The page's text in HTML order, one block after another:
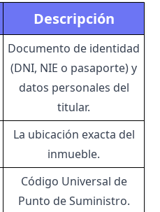
Descripción
Documento de identidad
(DNI, NIE o pasaporte) y
datos personales del
titular.
La ubicación exacta del
inmueble.
Código Universal de
Punto de Suministro.